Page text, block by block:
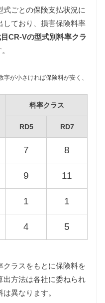
なります。
RD7型CR-Vは2000〜
式で新車登録後13年以
境負荷の観点から自動
額（13年経過）
45,400円
なります。
、RD7型CR-Vはグレー
〜2000kgの課税クラス
式で新車登録後13年以
境負荷の観点から重量
経過した場合はさらに
費は13年経過車両をも
式ごとの保険支払状況に
しており、損害保険料率
CR-Vの型式別料率クラ
が小さければ保険料が安く、
料率クラス
RD5 RD7
7 8
9 11
1 1
4 5
ラスをもとに保険料を
出方法は各社に委ねられ
異なります。